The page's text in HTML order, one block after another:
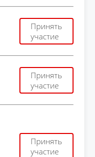
Принять
участие
Принять
участие
Принять
участие